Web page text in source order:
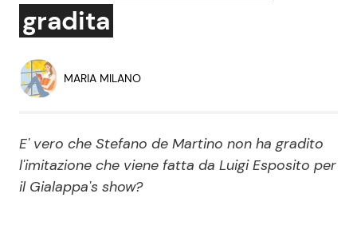
Dal Mondo
Economia
Persone Scomparse
Politica Reality e Talent
gradita
MARIA MILANO
E' vero che Stefano de Martino non ha gradito
l'imitazione che viene fatta da Luigi Esposito per
il Gialappa's show?